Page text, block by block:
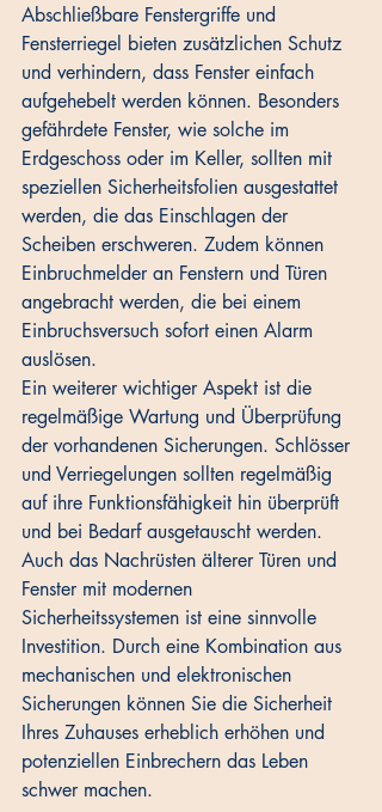
Abschließbare Fenstergriffe und
Fensterriegel bieten zusätzlichen Schutz
und verhindern, dass Fenster einfach
aufgehebelt werden können. Besonders
gefährdete Fenster, wie solche im
Erdgeschoss oder im Keller, sollten mit
speziellen Sicherheitsfolien ausgestattet
werden, die das Einschlagen der
Scheiben erschweren. Zudem können
Einbruchmelder an Fenstern und Türen
angebracht werden, die bei einem
Einbruchsversuch sofort einen Alarm
auslösen.
Ein weiterer wichtiger Aspekt ist die
regelmäßige Wartung und Überprüfung
der vorhandenen Sicherungen. Schlösser
und Verriegelungen sollten regelmäßig
auf ihre Funktionsfähigkeit hin überprüft
und bei Bedarf ausgetauscht werden.
Auch das Nachrüsten älterer Türen und
Fenster mit modernen
Sicherheitssystemen ist eine sinnvolle
Investition. Durch eine Kombination aus
mechanischen und elektronischen
Sicherungen können Sie die Sicherheit
Ihres Zuhauses erheblich erhöhen und
potenziellen Einbrechern das Leben
schwer machen.